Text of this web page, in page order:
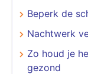
Beperk de
Nachtwerk
Zo houd je
gezond